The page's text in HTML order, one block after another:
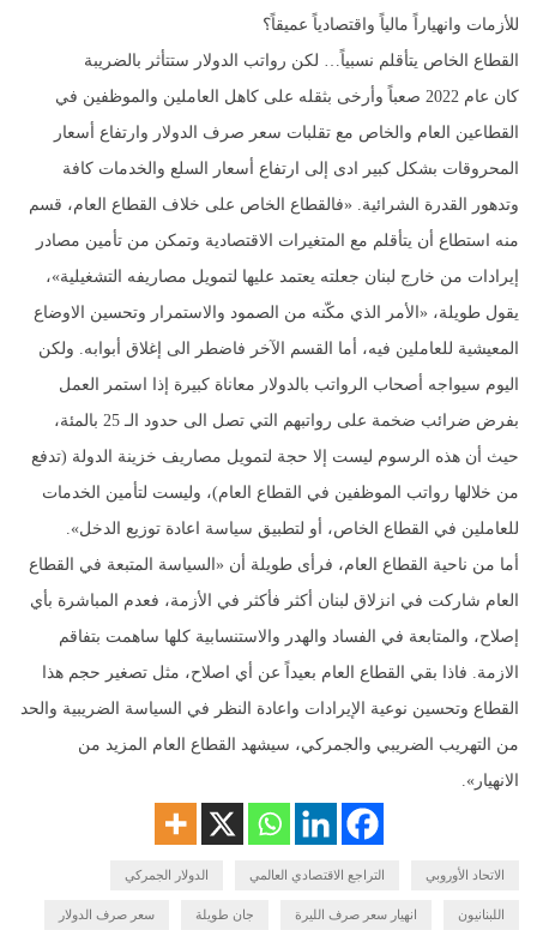
للأزمات وانهياراً مالياً واقتصادياً عميقاً؟
القطاع الخاص يتأقلم نسبياً… لكن رواتب الدولار ستتأثر بالضريبة
كان عام 2022 صعباً وأرخى بثقله على كاهل العاملين والموظفين في
القطاعين العام والخاص مع تقلبات سعر صرف الدولار وارتفاع أسعار
المحروقات بشكل كبير ادى إلى ارتفاع أسعار السلع والخدمات كافة
وتدهور القدرة الشرائية. «فالقطاع الخاص على خلاف القطاع العام، قسم
منه استطاع أن يتأقلم مع المتغيرات الاقتصادية وتمكن من تأمين مصادر
إيرادات من خارج لبنان جعلته يعتمد عليها لتمويل مصاريفه التشغيلية»،
يقول طويلة، «الأمر الذي مكّنه من الصمود والاستمرار وتحسين الاوضاع
المعيشية للعاملين فيه، أما القسم الآخر فاضطر الى إغلاق أبوابه. ولكن
اليوم سيواجه أصحاب الرواتب بالدولار معاناة كبيرة إذا استمر العمل
بفرض ضرائب ضخمة على رواتبهم التي تصل الى حدود الـ 25 بالمئة،
حيث أن هذه الرسوم ليست إلا حجة لتمويل مصاريف خزينة الدولة (تدفع
من خلالها رواتب الموظفين في القطاع العام)، وليست لتأمين الخدمات
للعاملين في القطاع الخاص، أو لتطبيق سياسة اعادة توزيع الدخل».
أما من ناحية القطاع العام، فرأى طويلة أن «السياسة المتبعة في القطاع
العام شاركت في انزلاق لبنان أكثر فأكثر في الأزمة، فعدم المباشرة بأي
إصلاح، والمتابعة في الفساد والهدر والاستنسابية كلها ساهمت بتفاقم
الازمة. فاذا بقي القطاع العام بعيداً عن أي اصلاح، مثل تصغير حجم هذا
القطاع وتحسين نوعية الإيرادات واعادة النظر في السياسة الضريبية والحد
من التهريب الضريبي والجمركي، سيشهد القطاع العام المزيد من
الانهيار».
الاتحاد الأوروبي التراجع الاقتصادي العالمي الدولار الجمركي
اللبنانيون انهيار سعر صرف الليرة جان طويلة سعر صرف الدولار